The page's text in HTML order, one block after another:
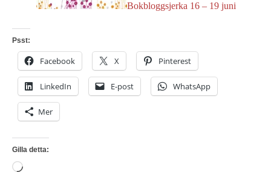
Bokbloggsjerka 16 – 19 juni
Psst:
Facebook X Pinterest
LinkedIn E-post WhatsApp
Mer
Gilla detta:
Laddar